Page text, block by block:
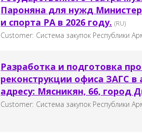
Пароняна для нужд
и спорта РА в 2026 году. (RU)
Customer: Система закупок Республики
Разработка и подготовка
реконструкции офиса ЗАГС
адресу: Мясникян, 66, город
Customer: Система закупок Республики